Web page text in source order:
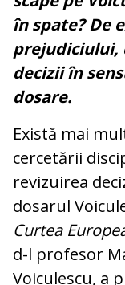
în spate? De
prejudiciului,
decizii în
dosare.
Există mai
cercetării
revizuirea
dosarul
Curtea
d-l profesor
Voiculescu, a